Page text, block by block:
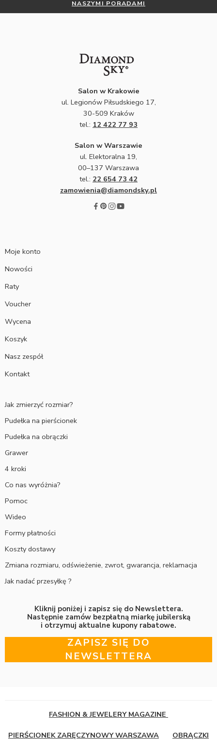
NASZYMI PORADAMI
Salon w Krakowie
ul. Legionów Piłsudskiego 17,
30-509 Kraków
tel.: 12 422 77 93
Salon w Warszawie
ul. Elektoralna 19,
00–137 Warszawa
tel.: 22 654 73 42
zamowienia@diamondsky.pl
Moje konto
Nowości
Raty
Voucher
Wycena
Koszyk
Nasz zespół
Kontakt
Jak zmierzyć rozmiar?
Pudełka na pierścionek
Pudełka na obrączki
Grawer
4 kroki
Co nas wyróżnia?
Pomoc
Wideo
Formy płatności
Koszty dostawy
Zmiana rozmiaru, odświeżenie, zwrot, gwarancja, reklamacja
Jak nadać przesyłkę ?
Kliknij poniżej i zapisz się do Newslettera.
Następnie zamów bezpłatną miarkę jubilerską
i otrzymuj aktualne kupony rabatowe.
ZAPISZ SIĘ DO
NEWSLETTERA
FASHION & JEWELERY MAGAZINE
PIERŚCIONEK ZARĘCZYNOWY WARSZAWA OBRĄCZKI